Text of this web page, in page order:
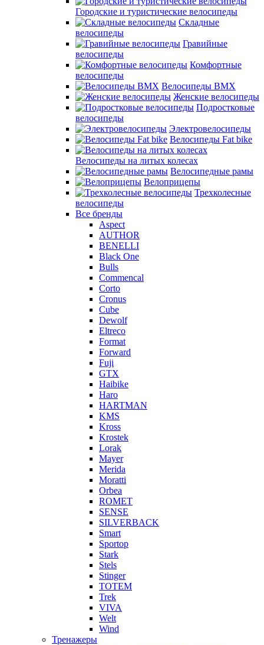
Городские и туристические велосипеды
Складные
велосипеды
Гравийные
велосипеды
Комфортные
велосипеды
Велосипеды BMX
Женские велосипеды
Подростковые
велосипеды
Электровелосипеды
Велосипеды Fat bike
Велосипеды на литых колесах
Велосипедные рамы
Велоприцепы
Трехколесные
велосипеды
Все бренды
Aspect
AUTHOR
BENELLI
Black One
Bulls
Commencal
Corto
Cronus
Cube
Dewolf
Eltreco
Format
Forward
Fuji
GTX
Haibike
Haro
HARTMAN
KMS
Kross
Krostek
Lorak
Mayer
Merida
Moratti
Orbea
ROMET
SENSE
SILVERBACK
Smart
Sportop
Stark
Stels
Stinger
TOTEM
Trek
VIVA
Welt
Wind
Тренажеры